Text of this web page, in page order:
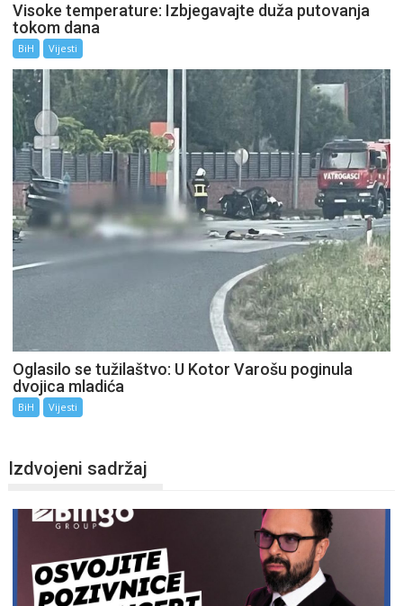
Visoke temperature: Izbjegavajte duža putovanja
tokom dana
BiH Vijesti
Oglasilo se tužilaštvo: U Kotor Varošu poginula
dvojica mladića
BiH Vijesti
Izdvojeni sadržaj